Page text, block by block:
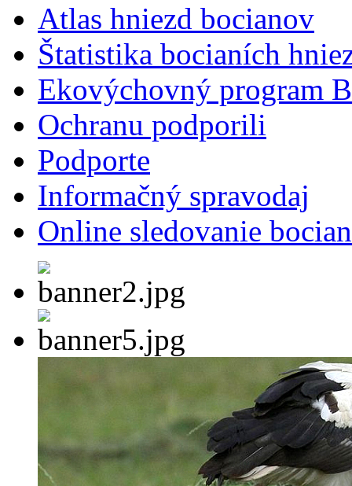
Atlas hniezd bocianov
Štatistika bocianích
Ekovýchovný program
Ochranu podporili
Podporte
Informačný spravodaj
Online sledovanie